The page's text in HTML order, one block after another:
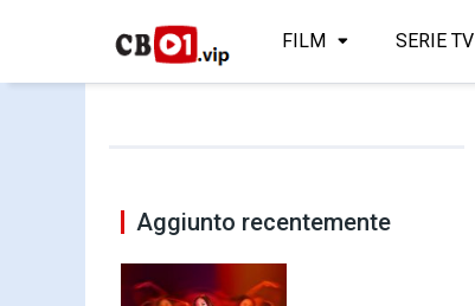
FILM SERIE TV
Aggiunto recentemente